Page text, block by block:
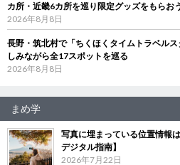
カ所・近畿6カ所を巡り限定グッズをもらお
2026年8月8日
長野・筑北村で「ちくほくタイムトラベル
しみながら全17スポットを巡る
2026年8月8日
まめ学
写真に埋まっている位置情報
デジタル指南】
2026年7月22日